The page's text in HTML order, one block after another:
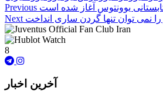
Previous یوونتوس آغاز شده است
Next نمی توان تنها گردن ساری انداخت
8
آخرین اخبار